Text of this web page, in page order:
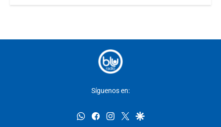
Síguenos en:
whatsappfacebookinstagram
twittergoogle